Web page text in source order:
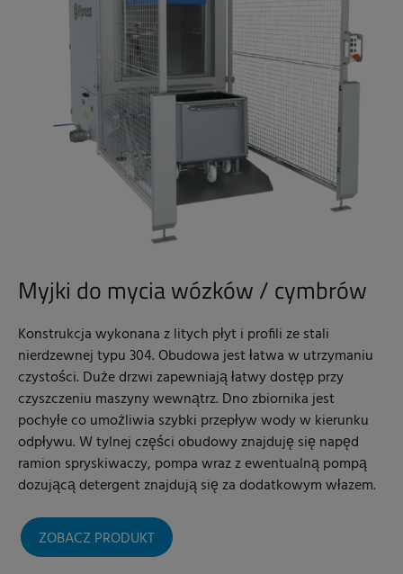
Myjki do mycia wózków / cymbrów
Konstrukcja wykonana z litych płyt i profili ze stali
nierdzewnej typu 304. Obudowa jest łatwa w utrzymaniu
czystości. Duże drzwi zapewniają łatwy dostęp przy
czyszczeniu maszyny wewnątrz. Dno zbiornika jest
pochyłe co umożliwia szybki przepływ wody w kierunku
odpływu. W tylnej części obudowy znajduję się napęd
ramion spryskiwaczy, pompa wraz z ewentualną pompą
dozującą detergent znajdują się za dodatkowym włazem.
ZOBACZ PRODUKT